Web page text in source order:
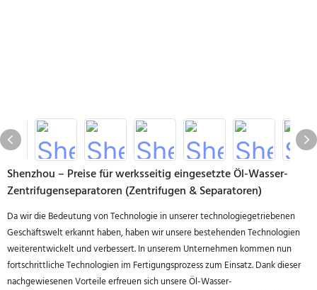
Shenzhou – Preise für werksseitig eingesetzte Öl-Wasser-
Zentrifugenseparatoren (Zentrifugen & Separatoren)
Da wir die Bedeutung von Technologie in unserer technologiegetriebenen
Geschäftswelt erkannt haben, haben wir unsere bestehenden Technologien
weiterentwickelt und verbessert. In unserem Unternehmen kommen nun
fortschrittliche Technologien im Fertigungsprozess zum Einsatz. Dank dieser
nachgewiesenen Vorteile erfreuen sich unsere Öl-Wasser-